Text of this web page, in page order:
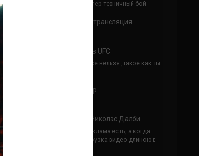
Спасибо что выложили этот супер техничный бой
UFC 324 прямая трансляция
Расписание боев UFC
Кусок говна ты, существом даже нельзя ,такое как ты
Конор МакГрегор
Анонимно Рэнди Браун — Николас Далби
не запускается ни один бой, реклама есть, а когда
заканчивается начинается загрузка видео длиною в
жизнь. Исправьте пожалуйста